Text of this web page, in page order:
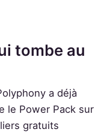
tombe au
a déjà
le Power Pack sur
gratuits